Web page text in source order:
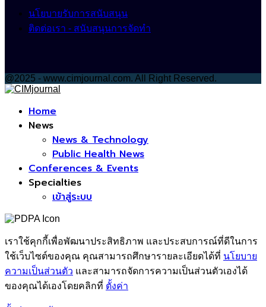
นโยบายรับการสนับสนุน
ติดต่อเรา - สนับสนุนการจัดทำ
@2025 - www.cimjournal.com. All Right Reserved.
Home
News
News & Technology
Public Health News
Conferences & Events
Specialties
เข้าสู่ระบบ
เราใช้คุกกี้เพื่อพัฒนาประสิทธิภาพ และประสบการณ์ที่ดีในการ
ใช้เว็บไซต์ของคุณ คุณสามารถศึกษารายละเอียดได้ที่ นโยบาย
ความเป็นส่วนตัว และสามารถจัดการความเป็นส่วนตัวเองได้
ของคุณได้เองโดยคลิกที่ ตั้งค่า